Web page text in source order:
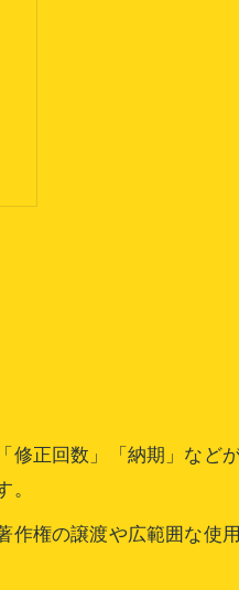
正回数」「納期」などが
。
作権の譲渡や広範囲な使